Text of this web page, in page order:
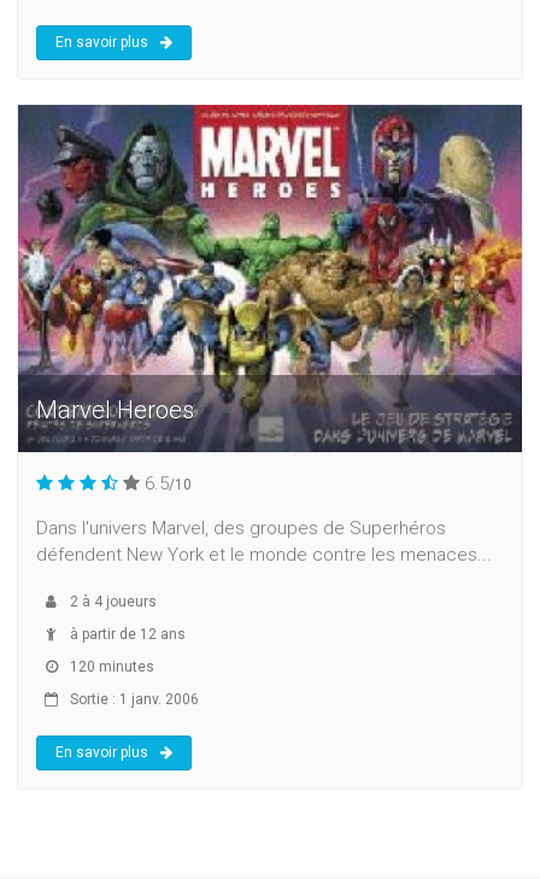
En savoir plus
Marvel Heroes
6.5/10
Dans l'univers Marvel, des groupes de Superhéros
défendent New York et le monde contre les menaces...
2 à 4 joueurs
à partir de 12 ans
120 minutes
Sortie : 1 janv. 2006
En savoir plus